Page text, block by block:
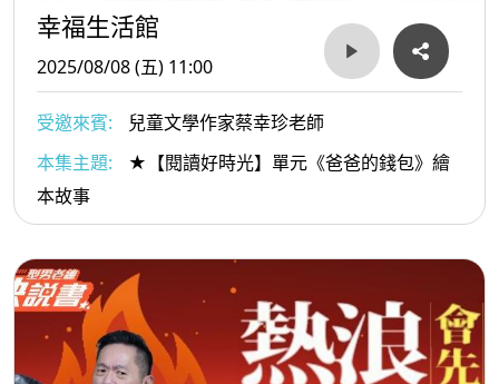
幸福生活館
2025/08/08 (五) 11:00
受邀來賓:
兒童文學作家蔡幸珍老師
本集主題:
★【閱讀好時光】單元《爸爸的錢包》繪
本故事